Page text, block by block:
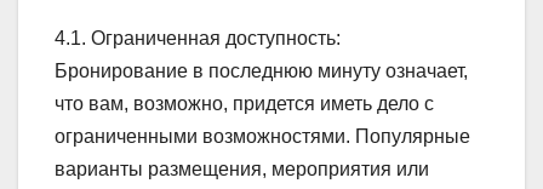
4.1. Ограниченная доступность:
Бронирование в последнюю минуту означает,
что вам, возможно, придется иметь дело с
ограниченными возможностями. Популярные
варианты размещения, мероприятия или